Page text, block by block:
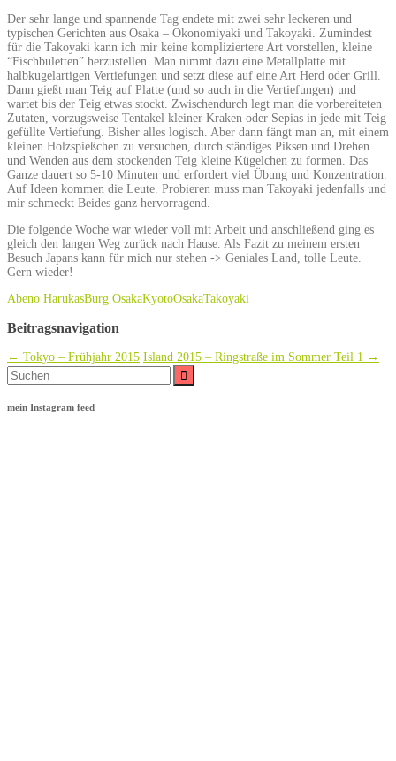
Der sehr lange und spannende Tag endete mit zwei sehr leckeren und
typischen Gerichten aus Osaka – Okonomiyaki und Takoyaki. Zumindest
für die Takoyaki kann ich mir keine kompliziertere Art vorstellen, kleine
“Fischbuletten” herzustellen. Man nimmt dazu eine Metallplatte mit
halbkugelartigen Vertiefungen und setzt diese auf eine Art Herd oder Grill.
Dann gießt man Teig auf Platte (und so auch in die Vertiefungen) und
wartet bis der Teig etwas stockt. Zwischendurch legt man die vorbereiteten
Zutaten, vorzugsweise Tentakel kleiner Kraken oder Sepias in jede mit Teig
gefüllte Vertiefung. Bisher alles logisch. Aber dann fängt man an, mit einem
kleinen Holzspießchen zu versuchen, durch ständiges Piksen und Drehen
und Wenden aus dem stockenden Teig kleine Kügelchen zu formen. Das
Ganze dauert so 5-10 Minuten und erfordert viel Übung und Konzentration.
Auf Ideen kommen die Leute. Probieren muss man Takoyaki jedenfalls und
mir schmeckt Beides ganz hervorragend.
Die folgende Woche war wieder voll mit Arbeit und anschließend ging es
gleich den langen Weg zurück nach Hause. Als Fazit zu meinem ersten
Besuch Japans kann für mich nur stehen -> Geniales Land, tolle Leute.
Gern wieder!
Abeno HarukasBurg OsakaKyotoOsakaTakoyaki
Beitragsnavigation
← Tokyo – Frühjahr 2015 Island 2015 – Ringstraße im Sommer Teil 1 →
Suche
mein Instagram feed